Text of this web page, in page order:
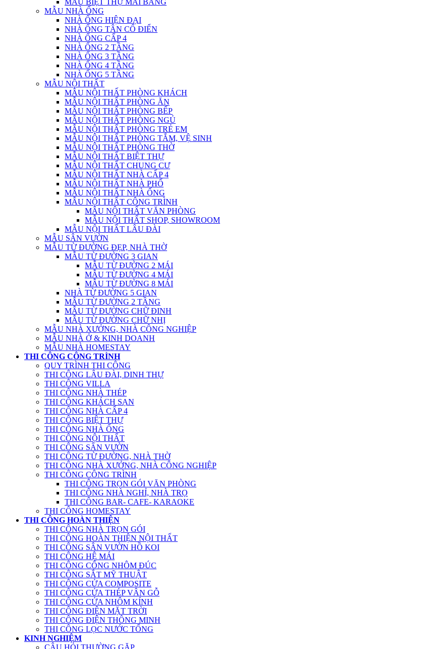
MẪU BIỆT THỰ MÁI BẰNG
MẪU NHÀ ỐNG
NHÀ ỐNG HIỆN ĐẠI
NHÀ ỐNG TÂN CỔ ĐIỂN
NHÀ ỐNG CẤP 4
NHÀ ỐNG 2 TẦNG
NHÀ ỐNG 3 TẦNG
NHÀ ỐNG 4 TẦNG
NHÀ ỐNG 5 TẦNG
MẪU NỘI THẤT
MẪU NỘI THẤT PHÒNG KHÁCH
MẪU NỘI THẤT PHÒNG ĂN
MẪU NỘI THẤT PHÒNG BẾP
MẪU NỘI THẤT PHÒNG NGỦ
MẪU NỘI THẤT PHÒNG TRẺ EM
MẪU NỘI THẤT PHÒNG TẮM, VỆ SINH
MẪU NỘI THẤT PHÒNG THỜ
MẪU NỘI THẤT BIỆT THỰ
MẪU NỘI THẤT CHUNG CƯ
MẪU NỘI THẤT NHÀ CẤP 4
MẪU NỘI THẤT NHÀ PHỐ
MẪU NỘI THẤT NHÀ ỐNG
MẪU NỘI THẤT CÔNG TRÌNH
MẪU NỘI THẤT VĂN PHÒNG
MẪU NỘI THẤT SHOP, SHOWROOM
MẪU NỘI THẤT LÂU ĐÀI
MẪU SÂN VƯỜN
MẪU TỪ ĐƯỜNG ĐẸP, NHÀ THỜ
MẪU TỪ ĐƯỜNG 3 GIAN
MẪU TỪ ĐƯỜNG 2 MÁI
MẪU TỪ ĐƯỜNG 4 MÁI
MẪU TỪ ĐƯỜNG 8 MÁI
NHÀ TỪ ĐƯỜNG 5 GIAN
MẪU TỪ ĐƯỜNG 2 TẦNG
MẪU TỪ ĐƯỜNG CHỮ ĐINH
MẪU TỪ ĐƯỜNG CHỮ NHỊ
MẪU NHÀ XƯỞNG, NHÀ CÔNG NGHIỆP
MẪU NHÀ Ở & KINH DOANH
MẪU NHÀ HOMESTAY
THI CÔNG CÔNG TRÌNH
QUY TRÌNH THI CÔNG
THI CÔNG LÂU ĐÀI, DINH THỰ
THI CÔNG VILLA
THI CÔNG NHÀ THÉP
THI CÔNG KHÁCH SẠN
THI CÔNG NHÀ CẤP 4
THI CÔNG BIỆT THỰ
THI CÔNG NHÀ ỐNG
THI CÔNG NỘI THẤT
THI CÔNG SÂN VƯỜN
THI CÔNG TỪ ĐƯỜNG, NHÀ THỜ
THI CÔNG NHÀ XƯỞNG, NHÀ CÔNG NGHIỆP
THI CÔNG CÔNG TRÌNH
THI CÔNG TRỌN GÓI VĂN PHÒNG
THI CÔNG NHÀ NGHỈ, NHÀ TRỌ
THI CÔNG BAR- CAFE- KARAOKE
THI CÔNG HOMESTAY
THI CÔNG HOÀN THIỆN
THI CÔNG NHÀ TRỌN GÓI
THI CÔNG HOÀN THIỆN NỘI THẤT
THI CÔNG SÂN VƯỜN HỒ KOI
THI CÔNG HỆ MÁI
THI CÔNG CỔNG NHÔM ĐÚC
THI CÔNG SẮT MỸ THUẬT
THI CÔNG CỬA COMPOSITE
THI CÔNG CỬA THÉP VÂN GỖ
THI CÔNG CỬA NHÔM KÍNH
THI CÔNG ĐIỆN MẶT TRỜI
THI CÔNG ĐIỆN THÔNG MINH
THI CÔNG LỌC NƯỚC TỔNG
KINH NGHIỆM
CÂU HỎI THƯỜNG GẶP